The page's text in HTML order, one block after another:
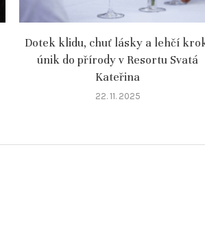
Dotek klidu, chuť lásky a lehčí
únik do přírody v Resortu Svatá
Kateřina
22. 11. 2025